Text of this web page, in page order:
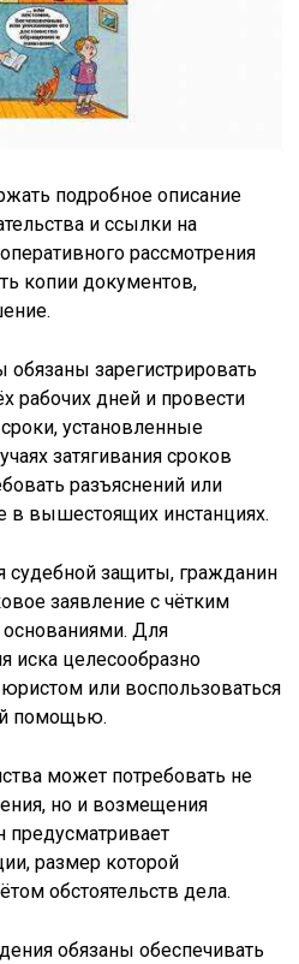
подробное описание
и ссылки на
рассмотрения
копии документов,
обязаны зарегистрировать
рабочих дней и провести
установленные
затягивания сроков
разъяснений или
в вышестоящих инстанциях.
судебной защиты, гражданин
заявление с чётким
основаниями. Для
иска целесообразно
или воспользоваться
помощью.
может потребовать не
но и возмещения
предусматривает
размер которой
обстоятельств дела.
обязаны обеспечивать